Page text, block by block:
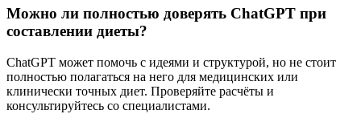
Можно ли полностью доверять ChatGPT при
составлении диеты?
ChatGPT может помочь с идеями и структурой, но не стоит
полностью полагаться на него для медицинских или
клинически точных диет. Проверяйте расчёты и
консультируйтесь со специалистами.